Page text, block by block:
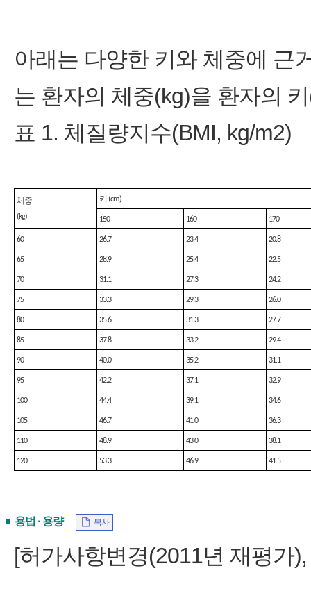
아래는 다양한 키와 체중에 근
는 환자의 체중(kg)을 환자의
표 1. 체질량지수(BMI, kg/m2)
체중
(kg)
키 (cm)
150 160 170
60 26.7 23.4 20.8
65 28.9 25.4 22.5
70 31.1 27.3 24.2
75 33.3 29.3 26.0
80 35.6 31.3 27.7
85 37.8 33.2 29.4
90 40.0 35.2 31.1
95 42.2 37.1 32.9
100 44.4 39.1 34.6
105 46.7 41.0 36.3
110 48.9 43.0 38.1
120 53.3 46.9 41.5
용법 · 용량 복사
[허가사항변경(2011년 재평가